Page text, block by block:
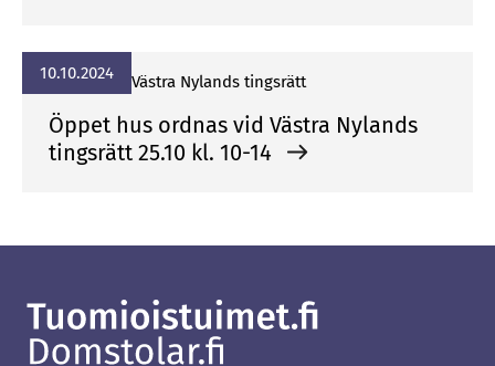
10.10.2024 Vä­stra Ny­lands tings­rätt
Öppet hus ordnas vid Västra Nylands
tingsrätt 25.10 kl. 10-14